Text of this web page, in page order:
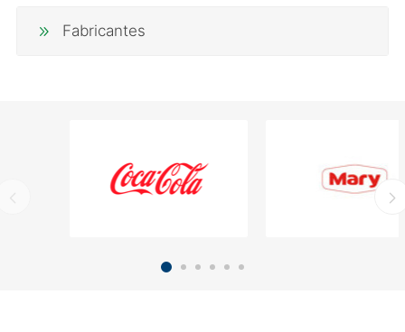
Fabricantes